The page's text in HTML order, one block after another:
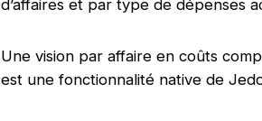
d’affaires et par type de dépenses
Une vision par affaire en coûts
est une fonctionnalité native de